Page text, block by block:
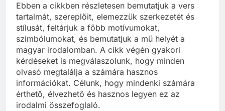
Ebben a cikkben részletesen bemutatjuk a vers
tartalmát, szereplőit, elemezzük szerkezetét és
stílusát, feltárjuk a főbb motívumokat,
szimbólumokat, és bemutatjuk a mű helyét a
magyar irodalomban. A cikk végén gyakori
kérdéseket is megválaszolunk, hogy minden
olvasó megtalálja a számára hasznos
információkat. Célunk, hogy mindenki számára
érthető, élvezhető és hasznos legyen ez az
irodalmi összefoglaló.